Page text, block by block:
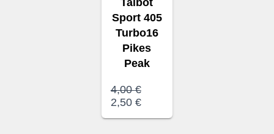
Talbot
Sport 405
Turbo16
Pikes
Peak
4,00€Le
prix
2,50 €Le